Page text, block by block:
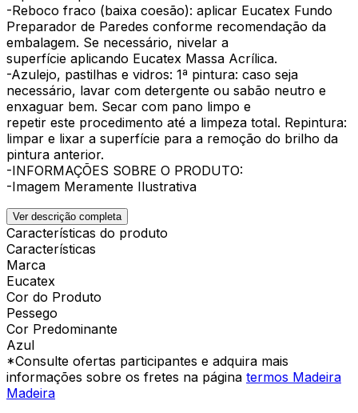
-Reboco fraco (baixa coesão): aplicar Eucatex Fundo
Preparador de Paredes conforme recomendação da
embalagem. Se necessário, nivelar a
superfície aplicando Eucatex Massa Acrílica.
-Azulejo, pastilhas e vidros: 1ª pintura: caso seja
necessário, lavar com detergente ou sabão neutro e
enxaguar bem. Secar com pano limpo e
repetir este procedimento até a limpeza total. Repintura:
limpar e lixar a superfície para a remoção do brilho da
pintura anterior.
-INFORMAÇÕES SOBRE O PRODUTO:
-Imagem Meramente Ilustrativa
Ver descrição completa
Características do produto
Características
Marca
Eucatex
Cor do Produto
Pessego
Cor Predominante
Azul
*Consulte ofertas participantes e adquira mais
informações sobre os fretes na página termos Madeira
Madeira